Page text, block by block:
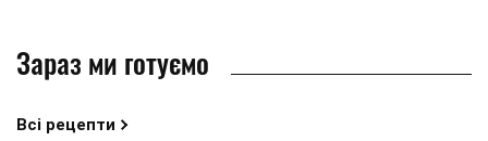
Зараз ми готуємо
Всі рецепти